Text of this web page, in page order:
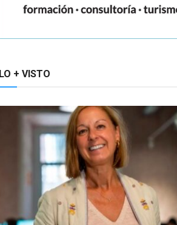
LO + VISTO